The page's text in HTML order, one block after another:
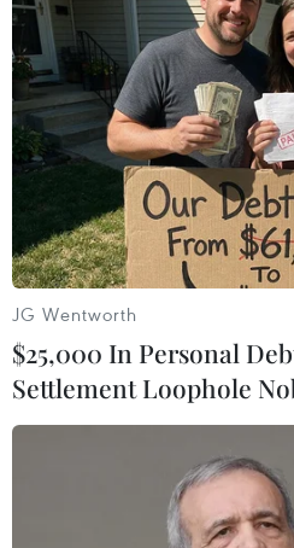
Quảng Bình: Diễn
khó tiếp cận người
21/10/2020 03:21
Tính đến ngày 21/10, trên
có 7 người chết, hàng chục
thống kê thiệt hại về kinh tế
JG Wentworth
$25,000 In Personal
Settlement Loophole